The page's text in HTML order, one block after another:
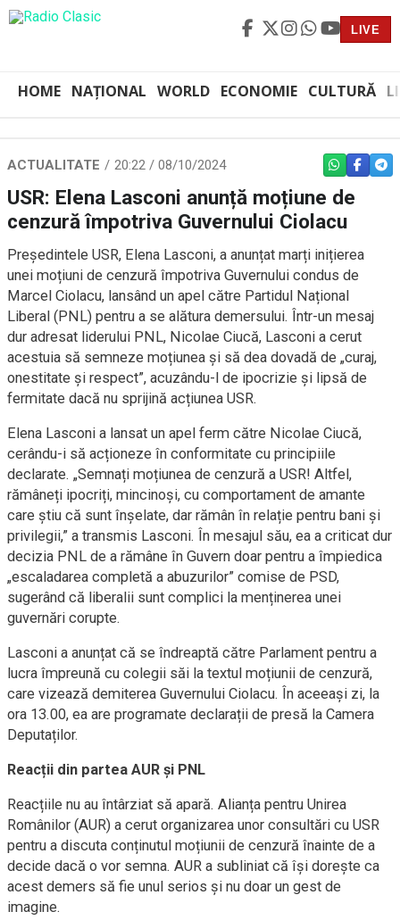
LIVE
HOME NAȚIONAL WORLD ECONOMIE CULTURĂ
ACTUALITATE 20:22 / 08/10/2024 WHATSAPP
USR: Elena Lasconi anunță moțiune de
cenzură împotriva Guvernului Ciolacu
Președintele USR, Elena Lasconi, a anunțat marți inițierea
unei moțiuni de cenzură împotriva Guvernului condus de
Marcel Ciolacu, lansând un apel către Partidul Național
Liberal (PNL) pentru a se alătura demersului. Într-un mesaj
dur adresat liderului PNL, Nicolae Ciucă, Lasconi a cerut
acestuia să semneze moțiunea și să dea dovadă de „curaj,
onestitate și respect”, acuzându-l de ipocrizie și lipsă de
fermitate dacă nu sprijină acțiunea USR.
Elena Lasconi a lansat un apel ferm către Nicolae Ciucă,
cerându-i să acționeze în conformitate cu principiile
declarate. „Semnați moțiunea de cenzură a USR! Altfel,
rămâneți ipocriți, mincinoși, cu comportament de amante
care știu că sunt înșelate, dar rămân în relație pentru bani și
privilegii,” a transmis Lasconi. În mesajul său, ea a criticat dur
decizia PNL de a rămâne în Guvern doar pentru a împiedica
„escaladarea completă a abuzurilor” comise de PSD,
sugerând că liberalii sunt complici la menținerea unei
guvernări corupte.
Lasconi a anunțat că se îndreaptă către Parlament pentru a
lucra împreună cu colegii săi la textul moțiunii de cenzură,
care vizează demiterea Guvernului Ciolacu. În aceeași zi, la
ora 13.00, ea are programate declarații de presă la Camera
Deputaților.
Reacții din partea AUR și PNL
Reacțiile nu au întârziat să apară. Alianța pentru Unirea
Românilor (AUR) a cerut organizarea unor consultări cu USR
pentru a discuta conținutul moțiunii de cenzură înainte de a
decide dacă o vor semna. AUR a subliniat că își dorește ca
acest demers să fie unul serios și nu doar un gest de
imagine.